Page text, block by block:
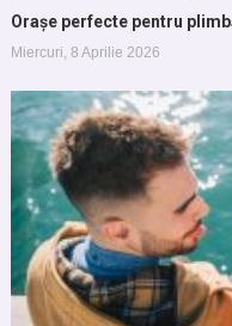
Orașe perfecte pentru
Miercuri, 8 Aprilie 2026